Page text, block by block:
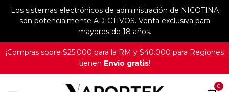
Los sistemas electrónicos de administración de NICOTINA
son potencialmente ADICTIVOS. Venta exclusiva para
mayores de 18 años.
¡Compras sobre $25.000 para la RM y $40.000 para Regiones
tienen Envío gratis!
0